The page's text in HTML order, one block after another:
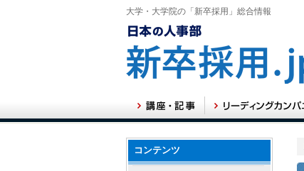
大学・大学院の「新卒採用」総合情報
コンテンツ